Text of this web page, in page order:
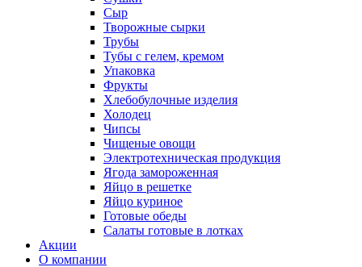
Сыр
Творожные сырки
Трубы
Тубы с гелем, кремом
Упаковка
Фрукты
Хлебобулочные изделия
Холодец
Чипсы
Чищеные овощи
Электротехническая продукция
Ягода замороженная
Яйцо в решетке
Яйцо куриное
Готовые обеды
Салаты готовые в лотках
Акции
О компании